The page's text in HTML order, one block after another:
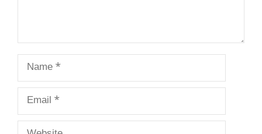
Name
Email
Website